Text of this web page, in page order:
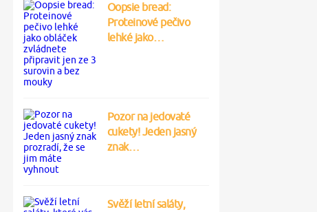
Oopsie bread:
Proteinové pečivo
lehké jako…
Pozor na jedovaté
cukety! Jeden jasný
znak…
Svěží letní saláty,